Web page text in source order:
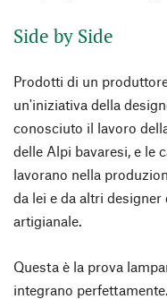
Side by Side
Prodotti di un
un'iniziativa della
conosciuto il lavoro
delle Alpi bavaresi, e le
lavorano nella
da lei e da altri
artigianale.
Questa è la prova
integrano